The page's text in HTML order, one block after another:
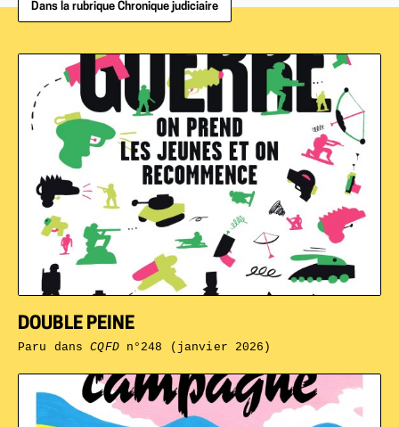
Dans la rubrique Chronique judiciaire
DOUBLE PEINE
Paru dansCQFDn°248 (janvier 2026)